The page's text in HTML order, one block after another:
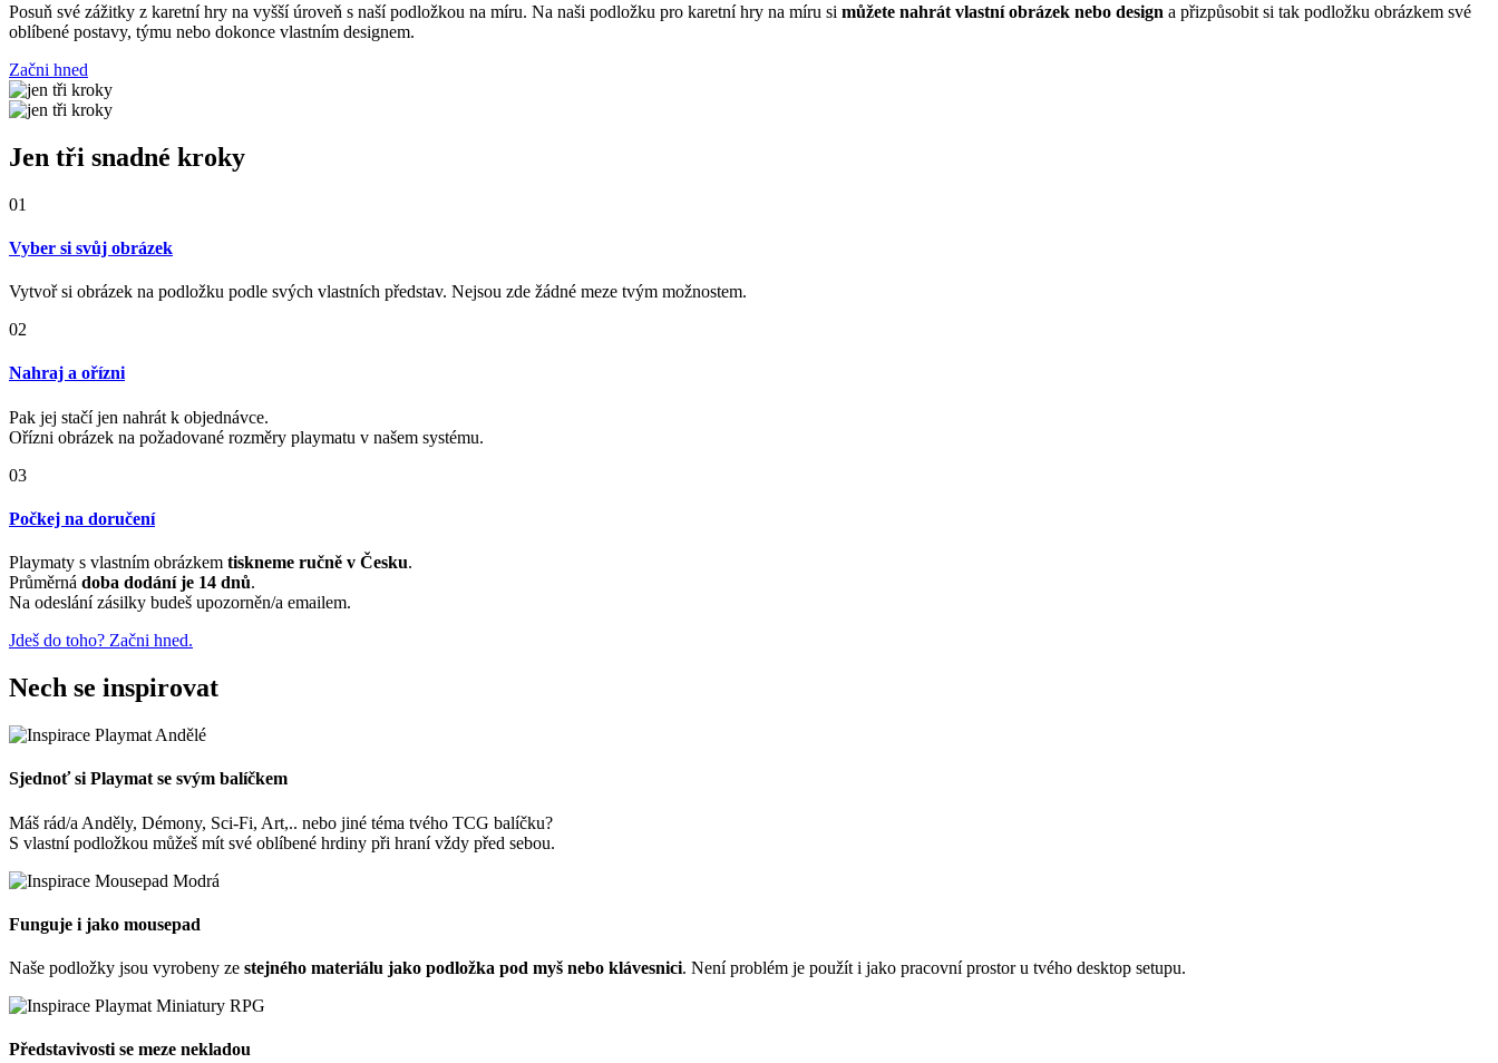
Posuň své zážitky z karetní hry na vyšší úroveň s naší podložkou na míru. Na naši podložku pro karetní hry na míru si můžete nahrát vlastní obrázek nebo design a přizpůsobit si tak podložku obrázkem své
oblíbené postavy, týmu nebo dokonce vlastním designem.
Začni hned
Jen tři snadné kroky
01
Vyber si svůj obrázek
Vytvoř si obrázek na podložku podle svých vlastních představ. Nejsou zde žádné meze tvým možnostem.
02
Nahraj a ořízni
Pak jej stačí jen nahrát k objednávce.
Ořízni obrázek na požadované rozměry playmatu v našem systému.
03
Počkej na doručení
Playmaty s vlastním obrázkem tiskneme ručně v Česku.
Průměrná doba dodání je 14 dnů.
Na odeslání zásilky budeš upozorněn/a emailem.
Jdeš do toho? Začni hned.
Nech se inspirovat
Sjednoť si Playmat se svým balíčkem
Máš rád/a Anděly, Démony, Sci-Fi, Art,.. nebo jiné téma tvého TCG balíčku?
S vlastní podložkou můžeš mít své oblíbené hrdiny při hraní vždy před sebou.
Funguje i jako mousepad
Naše podložky jsou vyrobeny ze stejného materiálu jako podložka pod myš nebo klávesnici. Není problém je použít i jako pracovní prostor u tvého desktop setupu.
Představivosti se meze nekladou